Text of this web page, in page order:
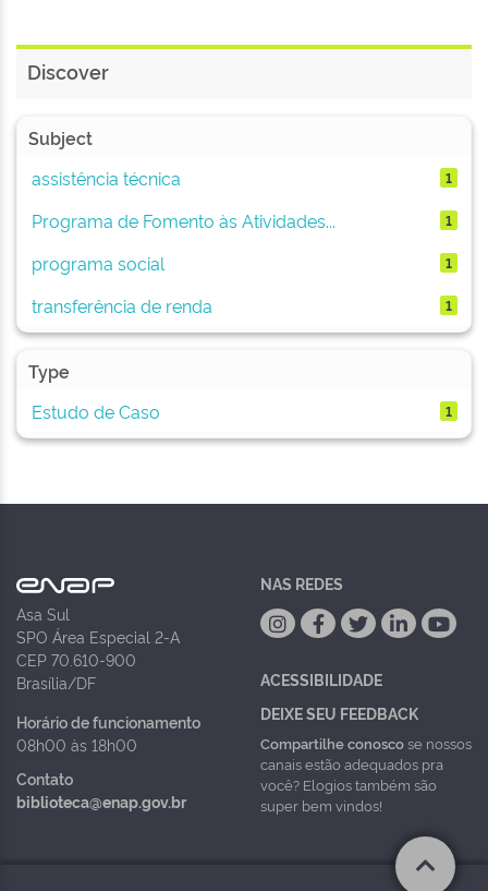
Discover
Subject
assistência técnica
1
Programa de Fomento às Atividades... 1
programa social 1
transferência de renda 1
Type
Estudo de Caso
1
Asa Sul
SPO Área Especial 2-A
CEP 70.610-900
Brasília/DF
Horário de funcionamento
08h00 às 18h00
Contato
biblioteca@enap.gov.br
NAS REDES
ACESSIBILIDADE
DEIXE SEU FEEDBACK
Compartilhe conoscose nossos
canais estão adequados pra
você? Elogios também são
super bem vindos!